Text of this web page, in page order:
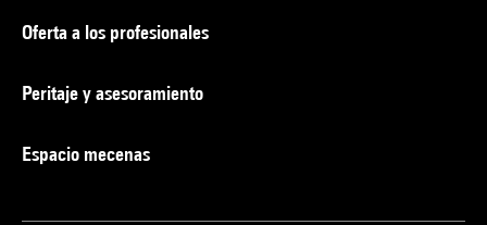
Oferta a los profesionales
Peritaje y asesoramiento
Espacio mecenas